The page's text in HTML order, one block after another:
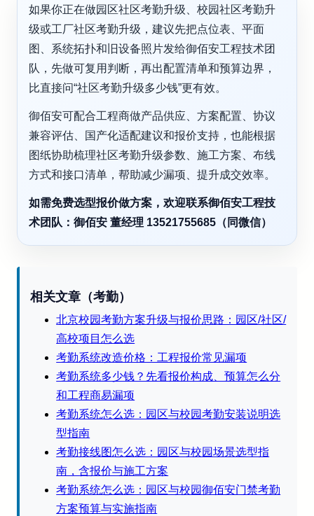
如果你正在做园区社区考勤升级、校园社区考勤升
级或工厂社区考勤升级，建议先把点位表、平面
图、系统拓扑和旧设备照片发给御佰安工程技术团
队，先做可复用判断，再出配置清单和预算边界，
比直接问“社区考勤升级多少钱”更有效。
御佰安可配合工程商做产品供应、方案配置、协议
兼容评估、国产化适配建议和报价支持，也能根据
图纸协助梳理社区考勤升级参数、施工方案、布线
方式和接口清单，帮助减少漏项、提升成交效率。
如需免费选型报价做方案，欢迎联系御佰安工程技
术团队：御佰安 董经理 13521755685（同微信）
相关文章（考勤）
北京校园考勤方案升级与报价思路：园区/社区/
高校项目怎么选
考勤系统改造价格：工程报价常见漏项
考勤系统多少钱？先看报价构成、预算怎么分
和工程商易漏项
考勤系统怎么选：园区与校园考勤安装说明选
型指南
考勤接线图怎么选：园区与校园场景选型指
南，含报价与施工方案
考勤系统怎么选：园区与校园御佰安门禁考勤
方案预算与实施指南